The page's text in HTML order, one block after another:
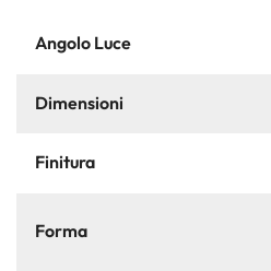
Angolo Luce
Dimensioni
Finitura
Forma